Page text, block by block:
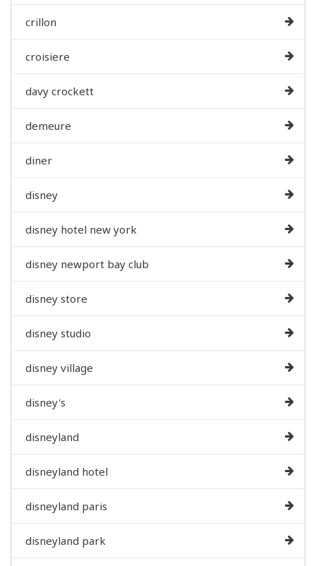
crillon
croisiere
davy crockett
demeure
diner
disney
disney hotel new york
disney newport bay club
disney store
disney studio
disney village
disney's
disneyland
disneyland hotel
disneyland paris
disneyland park